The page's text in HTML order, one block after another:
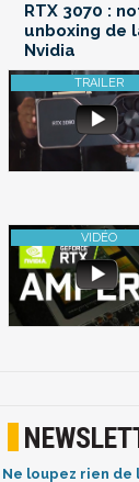
RTX 3070 :
unboxing de
Nvidia
Ne loupez rien